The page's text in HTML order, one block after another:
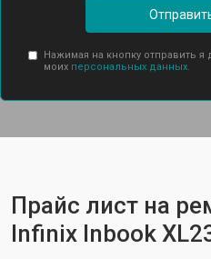
Нажимая на кнопку отправить
моих персональных данных.
Прайс лист на
Infinix Inbook